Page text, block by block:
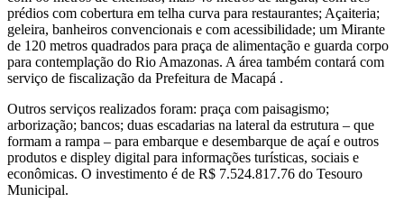
prédios com cobertura em telha curva para restaurantes; Açaiteria;
geleira, banheiros convencionais e com acessibilidade; um Mirante
de 120 metros quadrados para praça de alimentação e guarda corpo
para contemplação do Rio Amazonas. A área também contará com
serviço de fiscalização da Prefeitura de Macapá .
Outros serviços realizados foram: praça com paisagismo;
arborização; bancos; duas escadarias na lateral da estrutura – que
formam a rampa – para embarque e desembarque de açaí e outros
produtos e displey digital para informações turísticas, sociais e
econômicas. O investimento é de R$ 7.524.817.76 do Tesouro
Municipal.